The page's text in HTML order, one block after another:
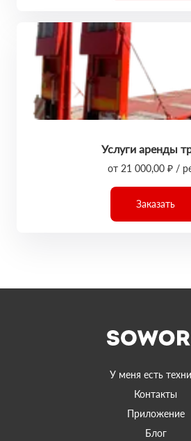
Услуги аренды
от 21 000,00 ₽ /
Заказать
У меня есть
Контакты
Приложение
Блог